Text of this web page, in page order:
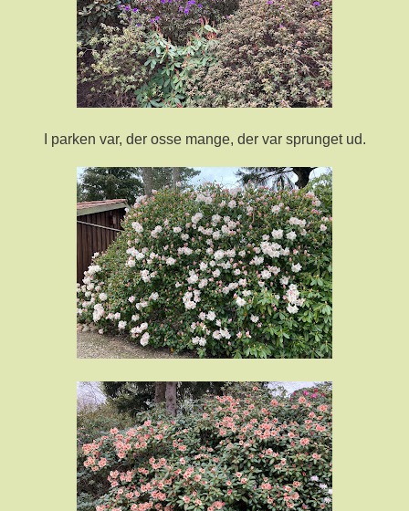
I parken var, der osse mange, der var sprunget ud.